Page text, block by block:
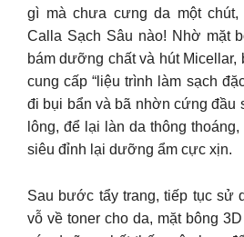
gì mà chưa cưng da một
Calla Sạch Sâu nào! Nhờ mặt
bám dưỡng chất và hút Micellar,
cung cấp “liệu trình làm sạch
đi bụi bẩn và bã nhờn cứng đầu
lông, để lại làn da thông
siêu đỉnh lại dưỡng ẩm cực xịn.
Sau bước tẩy trang, tiếp tục sử
vỗ về toner cho da, mặt bông